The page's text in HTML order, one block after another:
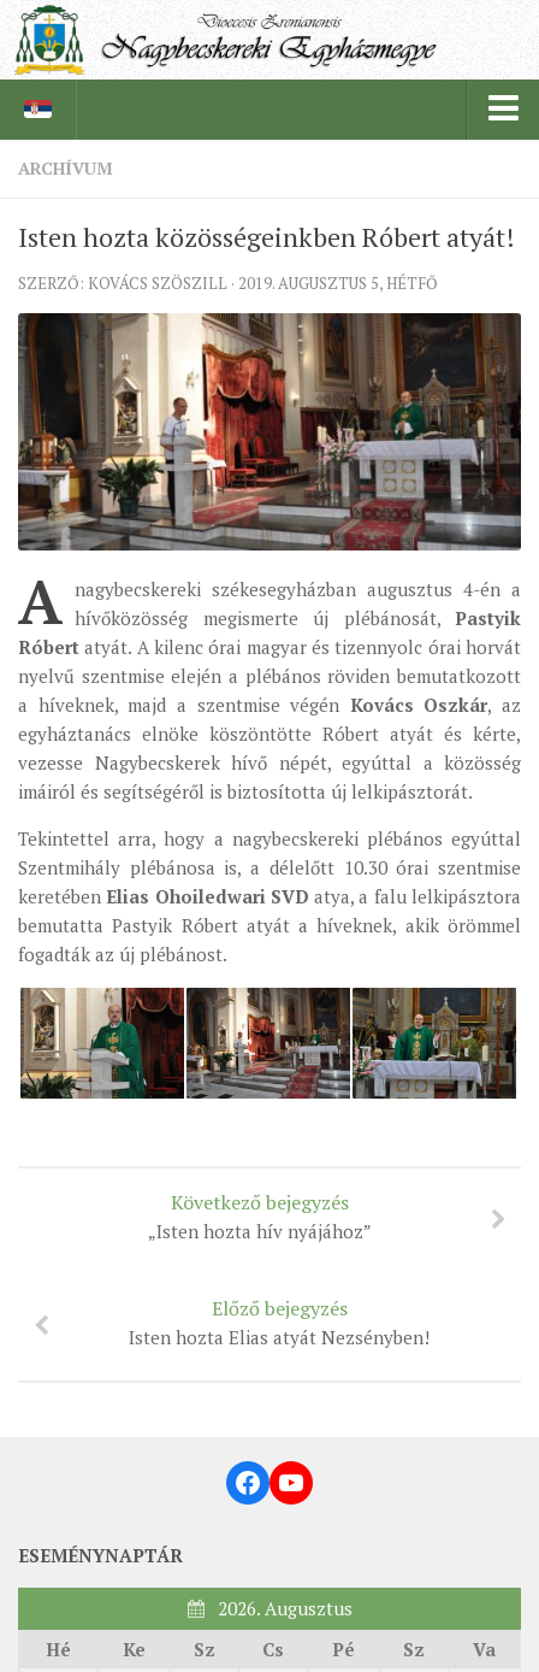
PÜSPÖK
TÖRTÉNELEM
EGYHÁZI INTÉZMÉNYEINK
EGYHÁZMEGYEI LEVÉLTÁR
LELKIPÁSZTOROK
SZERZETESRENDEK
IN MEMORIAM
PLÉBÁNIÁK
ÉSZAKI ESPERESSÉG
KÖZPONTI ESPERESSÉG
DÉLI ESPERESSÉG
ARCHÍVUM
ARCHÍV ÉLETKÉPEK
SZINÓDUS
ORGANIGRAMMA
PÜSPÖKI DEKRÉTUM
ZSINATI IMA
ZSINAT MOTTÓJA, LOGÓJA
ZSINATI IRODA
KOORDINÁLÓ BIZOTTSÁG
ZSINATI TAGOK
MUNKADOKUMENTUMOK
KISKORÚAK VÉDELME
ARCHÍVUM
Isten hozta közösségeinkben Róbert atyát!
SZERZŐ: KOVÁCS SZÖSZILL · 2019. AUGUSZTUS 5, HÉTFŐ
A nagybecskereki székesegyházban augusztus 4-én a
hívőközösség megismerte új plébánosát, Pastyik
Róbert atyát. A kilenc órai magyar és tizennyolc órai horvát
nyelvű szentmise elején a plébános röviden bemutatkozott
a híveknek, majd a szentmise végén Kovács Oszkár, az
egyháztanács elnöke köszöntötte Róbert atyát és kérte,
vezesse Nagybecskerek hívő népét, egyúttal a közösség
imáiról és segítségéről is biztosította új lelkipásztorát.
Tekintettel arra, hogy a nagybecskereki plébános egyúttal
Szentmihály plébánosa is, a délelőtt 10.30 órai szentmise
keretében Elias Ohoiledwari SVD atya, a falu lelkipásztora
bemutatta Pastyik Róbert atyát a híveknek, akik örömmel
fogadták az új plébánost.
Következő bejegyzés
„Isten hozta hív nyájához”
Előző bejegyzés
Isten hozta Elias atyát Nezsényben!
Facebook
YouTube
ESEMÉNYNAPTÁR
2026. Augusztus
Hé
Ke Sz Cs Pé Sz Va